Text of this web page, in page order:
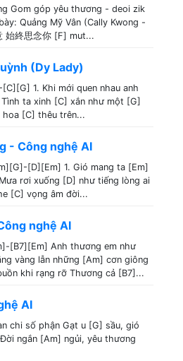
Gom góp yêu thương - deoi zik
Quảng Mỹ Vân (Cally Kwong -
始終思念你 [F] mut...
(Dy Lady)
1. Khi mới quen nhau anh
ta xinh [C] xắn như một [G]
[C] thêu trên...
- Công nghệ AI
[D][Em] 1. Gió mang ta [Em]
rơi xuống [D] như tiếng lòng ai
[C] vọng âm đời...
nghệ AI
[B7][Em] Anh thương em như
vàng lẫn những [Am] cơn giông
khi rạng rỡ Thương cả [B7]...
AI
chi số phận Gạt u [G] sầu, gió
ngắn [Am] ngủi, yêu thương